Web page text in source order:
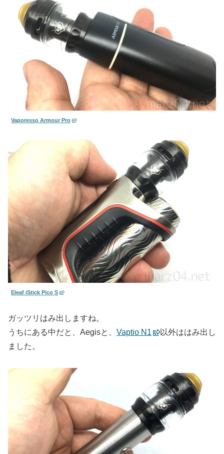
Vaporesso Armour Pro
Eleaf iStick Pico S
ガッツリはみ出しますね。
うちにある中だと、Aegisと、 Vaptio N1
以外ははみ出し
ました。